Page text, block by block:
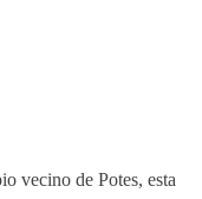
vecino de Potes, esta